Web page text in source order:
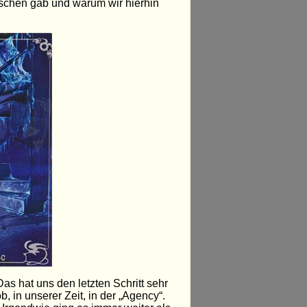
gab und warum wir hierhin
hat uns den letzten Schritt sehr
in unserer Zeit, in der „Agency“.